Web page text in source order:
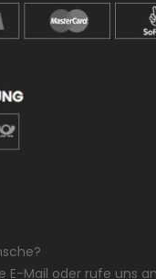
E-Mail oder rufe uns